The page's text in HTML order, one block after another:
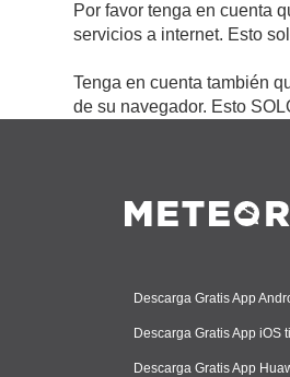
Por favor tenga en cuenta
servicios a internet. Esto
Tenga en cuenta también
de su navegador. Esto
Descarga Gratis App
Descarga Gratis App iOS
Descarga Gratis App